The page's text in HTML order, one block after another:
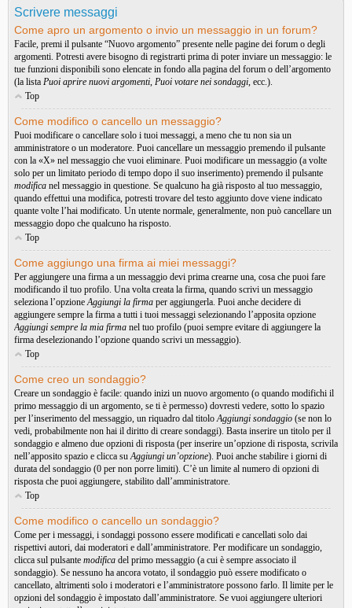
Scrivere messaggi
Come apro un argomento o invio un messaggio in un forum?
Facile, premi il pulsante “Nuovo argomento” presente nelle pagine dei forum o degli
argomenti. Potresti avere bisogno di registrarti prima di poter inviare un messaggio: le
tue funzioni disponibili sono elencate in fondo alla pagina del forum o dell’argomento
(la lista Puoi aprire nuovi argomenti, Puoi votare nei sondaggi, ecc.).
Top
Come modifico o cancello un messaggio?
Puoi modificare o cancellare solo i tuoi messaggi, a meno che tu non sia un
amministratore o un moderatore. Puoi cancellare un messaggio premendo il pulsante
con la «X» nel messaggio che vuoi eliminare. Puoi modificare un messaggio (a volte
solo per un limitato periodo di tempo dopo il suo inserimento) premendo il pulsante
modifica nel messaggio in questione. Se qualcuno ha già risposto al tuo messaggio,
quando effettui una modifica, potresti trovare del testo aggiunto dove viene indicato
quante volte l’hai modificato. Un utente normale, generalmente, non può cancellare un
messaggio dopo che qualcuno ha risposto.
Top
Come aggiungo una firma ai miei messaggi?
Per aggiungere una firma a un messaggio devi prima crearne una, cosa che puoi fare
modificando il tuo profilo. Una volta creata la firma, quando scrivi un messaggio
seleziona l’opzioneAggiungi la firma per aggiungerla. Puoi anche decidere di
aggiungere sempre la firma a tutti i tuoi messaggi selezionando l’apposita opzione
Aggiungi sempre la mia firma nel tuo profilo (puoi sempre evitare di aggiungere la
firma deselezionando l’opzione quando scrivi un messaggio).
Top
Come creo un sondaggio?
Creare un sondaggio è facile: quando inizi un nuovo argomento (o quando modifichi il
primo messaggio di un argomento, se ti è permesso) dovresti vedere, sotto lo spazio
per l’inserimento del messaggio, un riquadro dal titoloAggiungi sondaggio (se non lo
vedi, probabilmente non hai il diritto di creare sondaggi). Basta inserire un titolo per il
sondaggio e almeno due opzioni di risposta (per inserire un’opzione di risposta, scrivila
nell’apposito spazio e clicca suAggiungi un’opzione). Puoi anche stabilire i giorni di
durata del sondaggio (0 per non porre limiti). C’è un limite al numero di opzioni di
risposta che puoi aggiungere, stabilito dall’amministratore.
Top
Come modifico o cancello un sondaggio?
Come per i messaggi, i sondaggi possono essere modificati e cancellati solo dai
rispettivi autori, dai moderatori e dall’amministratore. Per modificare un sondaggio,
clicca sul pulsante modifica del primo messaggio (a cui è sempre associato il
sondaggio). Se nessuno ha ancora votato, il sondaggio può essere modificato o
cancellato, altrimenti solo i moderatori e l’amministratore possono farlo. Il limite per le
opzioni del sondaggio è impostato dall’amministratore. Se vuoi aggiungere ulteriori